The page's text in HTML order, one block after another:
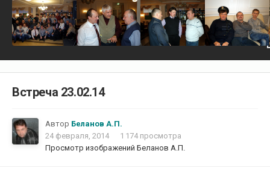
Встреча 23.02.14
Автор Беланов А.П.
24 февраля, 2014
1 174 просмотра
Просмотр изображений Беланов А.П.